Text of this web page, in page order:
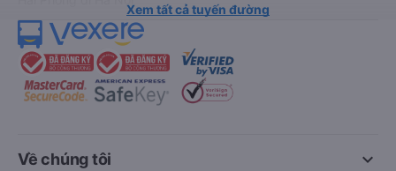
Xem tất cả tuyến đường
keyboard_arrow_down
Về chúng tôi